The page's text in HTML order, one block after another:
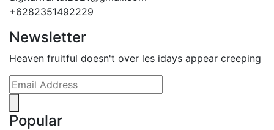
+6282351492229
Newsletter
Heaven fruitful doesn't over les idays appear creeping
Popular